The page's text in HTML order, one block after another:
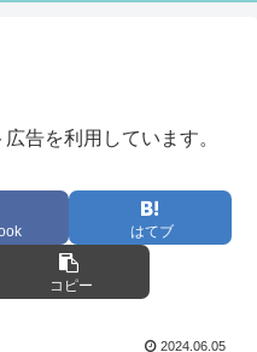
告を利用しています。
はてブ
コピー
2024.06.05